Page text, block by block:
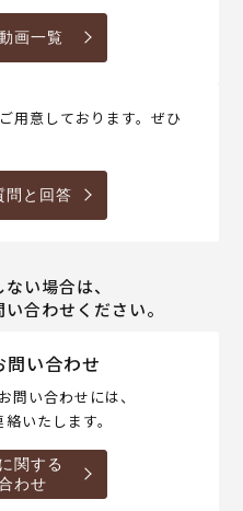
画一覧
用意しております。ぜひ
問と回答
い場合は、
合わせください。
問い合わせ
問い合わせには、
いたします。
関する
わせ